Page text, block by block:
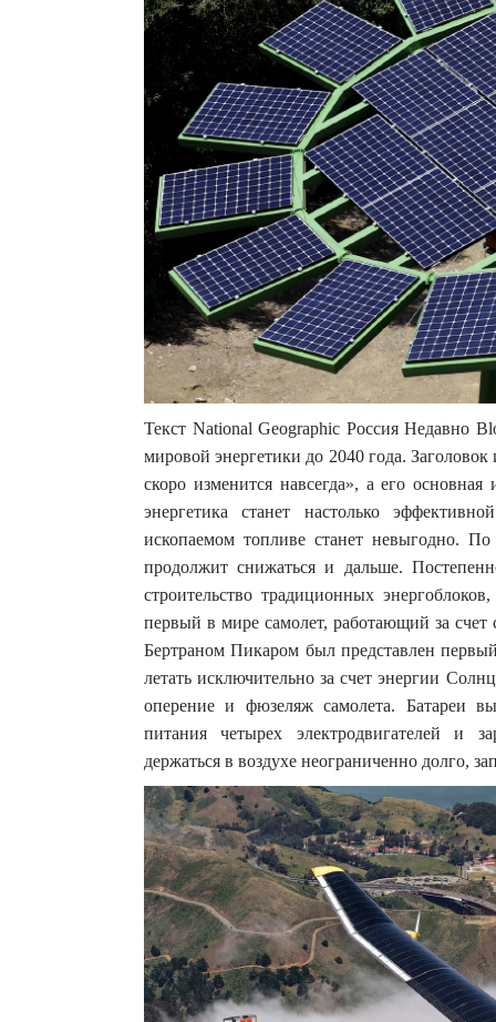
Текст National Geographic Россия Недавно
мировой энергетики до 2040 года. Заголовок
скоро изменится навсегда», а его основная
энергетика станет настолько
ископаемом топливе станет невыгодно.
продолжит снижаться и дальше.
строительство традиционных
первый в мире самолет, работающий за
Бертраном Пикаром был представлен
летать исключительно за счет энергии
оперение и фюзеляж самолета. Батареи
питания четырех электродвигателей и
держаться в воздухе неограниченно долго,